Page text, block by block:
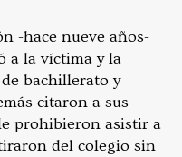
-hace nueve años-
a la víctima y la
bachillerato y
citaron a sus
prohibieron asistir a
del colegio sin